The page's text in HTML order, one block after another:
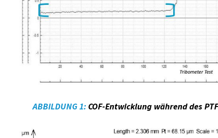
ABBILDUNG 1:COF-Entwicklung während des